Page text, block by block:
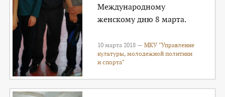
Международному
женскому дню 8 марта.
10 марта 2018 —МКУ "Управление
культуры, молодежной политики
и спорта"